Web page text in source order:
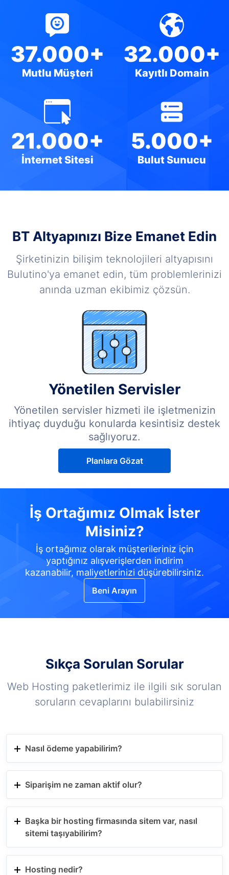
37.000+
Mutlu Müşteri
32.000+
Kayıtlı Domain
21.000+
İnternet Sitesi
5.000+
Bulut Sunucu
BT Altyapınızı Bize Emanet Edin
Şirketinizin bilişim teknolojileri altyapısını
Bulutino'ya emanet edin, tüm problemlerinizi
anında uzman ekibimiz çözsün.
Yönetilen Servisler
Yönetilen servisler hizmeti ile işletmenizin
ihtiyaç duyduğu konularda kesintisiz destek
sağlıyoruz.
Planlara Gözat
İş Ortağımız Olmak İster
Misiniz?
İş ortağımız olarak müşterileriniz için
yaptığınız alışverişlerden indirim
kazanabilir, maliyetlerinizi düşürebilirsiniz.
Beni Arayın
Sıkça Sorulan Sorular
Web Hosting paketlerimiz ile ilgili sık sorulan
soruların cevaplarını bulabilirsiniz
Nasıl ödeme yapabilirim?
Siparişim ne zaman aktif olur?
Başka bir hosting firmasında sitem var, nasıl
sitemi taşıyabilirim?
Hosting nedir?